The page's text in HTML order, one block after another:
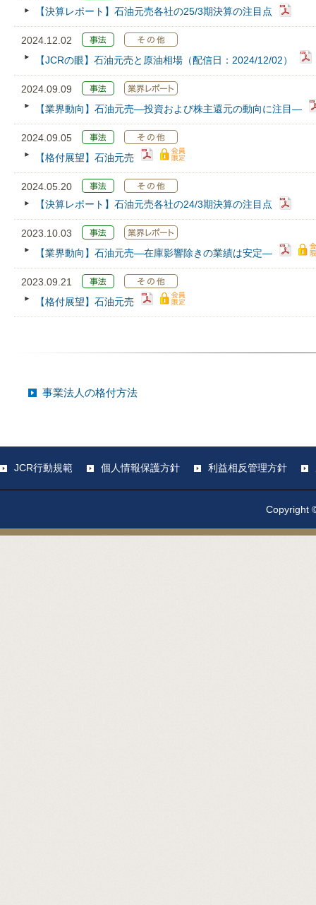
【決算レポート】石油元売各社の25/3期決算の注目点
2024.12.02
【JCRの眼】石油元売と原油相場（配信日：2024/12/02）
2024.09.09
【業界動向】石油元売―投資および株主還元の動向に注目―
2024.09.05
【格付展望】石油元売
2024.05.20
【決算レポート】石油元売各社の24/3期決算の注目点
2023.10.03
【業界動向】石油元売―在庫影響除きの業績は安定―
2023.09.21
【格付展望】石油元売
事業法人の格付方法
JCR行動規範 個人情報保護方針 利益相反管理方針
Copyright